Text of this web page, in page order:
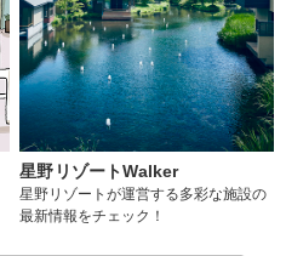
星野リゾートWalker
星野リゾートが運営する多彩な施設の
最新情報をチェック！